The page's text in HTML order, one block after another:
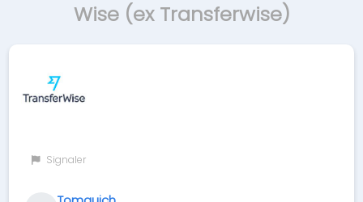
Wise (ex Transferwise)
Signaler